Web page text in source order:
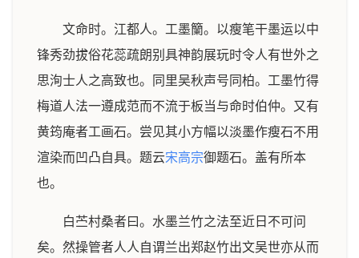
文命时。江都人。工墨籣。以瘦笔干墨运以中
锋秀劲拔俗花蕊疏朗别具神韵展玩时令人有世外之
思洵士人之高致也。同里吴秋声号同柏。工墨竹得
梅道人法一遵成范而不流于板当与命时伯仲。又有
黄筠庵者工画石。尝见其小方幅以淡墨作瘦石不用
渲染而凹凸自具。题云宋高宗御题石。盖有所本
也。
白苎村桑者曰。水墨兰竹之法至近日不可问
矣。然操管者人人自谓兰出郑赵竹出文吴世亦从而